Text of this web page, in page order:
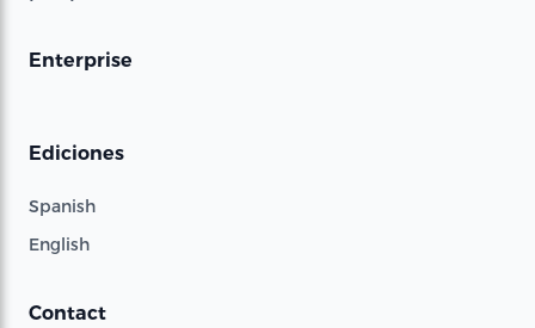
Enterprise
Ediciones
Spanish
English
Contact